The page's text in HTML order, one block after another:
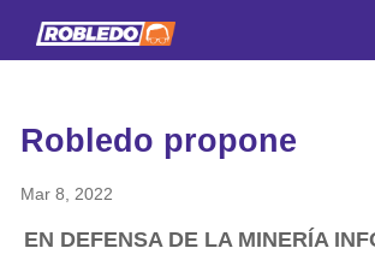
Robledo propone
Mar 8, 2022
EN DEFENSA DE LA MINERÍA